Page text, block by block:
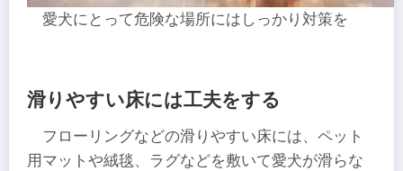
愛犬にとって危険な場所にはしっかり対策を
滑りやすい床には工夫をする
フローリングなどの滑りやすい床には、ペット
用マットや絨毯、ラグなどを敷いて愛犬が滑らな